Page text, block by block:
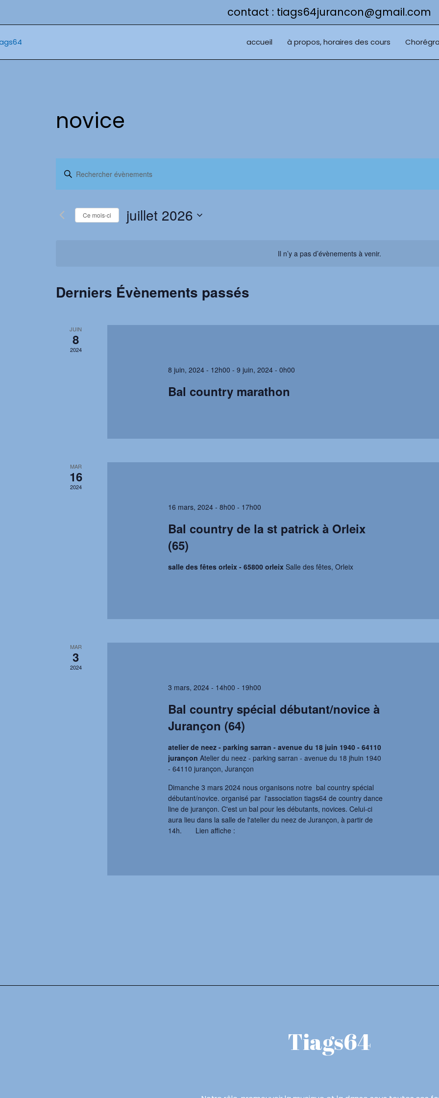
contact : tiags64jurancon@gmail.com
accueil à propos, horaires des cours
Il n’y a pas d’évènements à venir.
novice
Recherche
et
navigation
vues
Saisir
Évènements
Ce mois-ci juillet 2026
Derniers Évènements passés
JUIN
8
2024
8 juin, 2024 - 12h00 -9 juin, 2024 - 0h00
Bal country marathon
MAR
16
2024
16 mars, 2024 - 8h00 - 17h00
Bal country de la st patrick à Orleix
(65)
salle des fêtes orleix - 65800 orleixSalle des fêtes, Orleix
MAR
3
2024
3 mars, 2024 - 14h00 - 19h00
Bal country spécial débutant/novice à
Jurançon (64)
atelier de neez - parking sarran - avenue du 18 juin 1940 - 64110
jurançonAtelier du neez - parking sarran - avenue du 18 jhuin 1940
- 64110 jurançon, Jurançon
Dimanche 3 mars 2024 nous organisons notre bal country spécial
débutant/novice. organisé par l'association tiags64 de country dance
line de jurançon. C'est un bal pour les débutants, novices. Celui-ci
aura lieu dans la salle de l'atelier du neez de Jurançon, à partir de
14h. Lien affiche :
Tiags64